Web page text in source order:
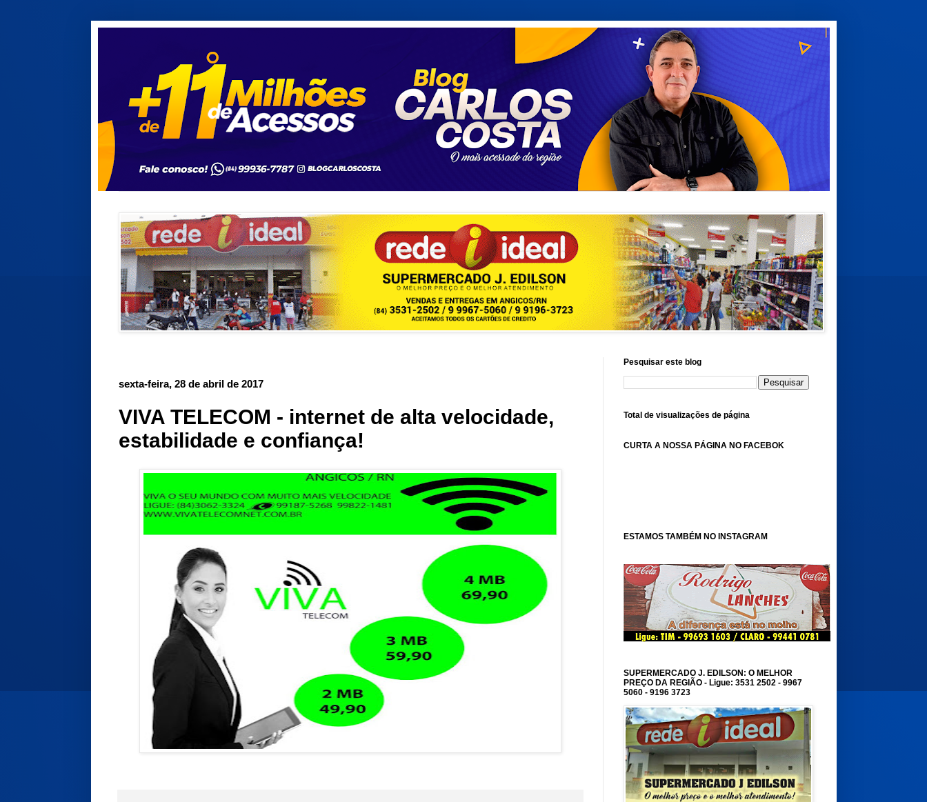
sexta-feira, 28 de abril de 2017
VIVA TELECOM - internet de alta velocidade,
estabilidade e confiança!
Pesquisar este blog
Total de visualizações de página
CURTA A NOSSA PÁGINA NO FACEBOK
ESTAMOS TAMBÉM NO INSTAGRAM
SUPERMERCADO J. EDILSON: O MELHOR
PREÇO DA REGIÃO - Ligue: 3531 2502 - 9967
5060 - 9196 3723